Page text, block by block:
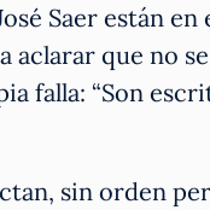
Saer están en
aclarar que no
falla: “Son
sin orden